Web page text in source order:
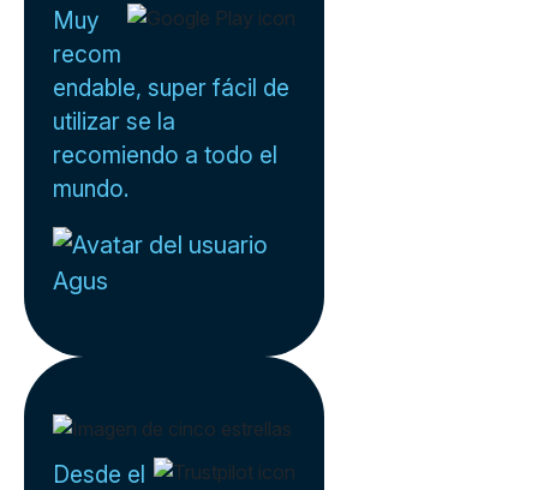
Muy
recom
endable, super fácil de
utilizar se la
recomiendo a todo el
mundo.
Agus
Desde el